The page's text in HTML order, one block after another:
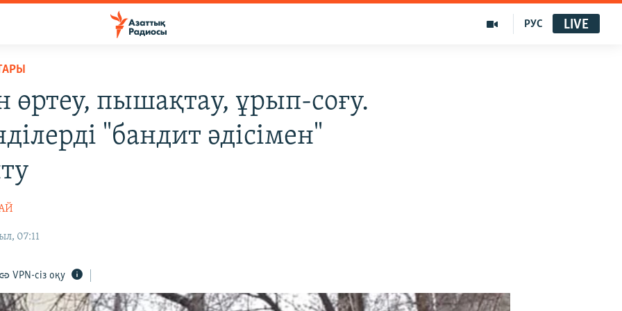
РУС LIVE
өртеу, пышақтау, ұрып-соғу.
"бандит әдісімен"
07:11
VPN-сіз оқу